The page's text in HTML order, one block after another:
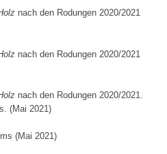
nach den Rodungen 2020/2021
nach den Rodungen 2020/2021
nach den Rodungen 2020/2021.
(Mai 2021)
(Mai 2021)